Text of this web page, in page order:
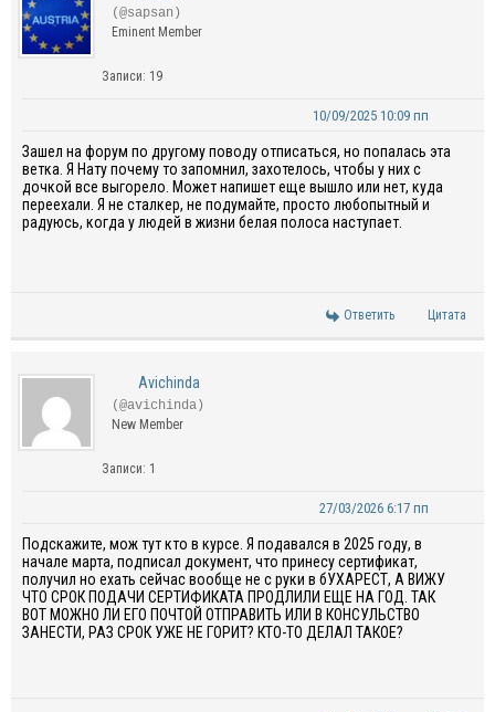
(@sapsan)
Eminent Member
Записи: 19
10/09/2025 10:09 пп
Зашел на форум по другому поводу отписаться, но попалась эта
ветка. Я Нату почему то запомнил, захотелось, чтобы у них с
дочкой все выгорело. Может напишет еще вышло или нет, куда
переехали. Я не сталкер, не подумайте, просто любопытный и
радуюсь, когда у людей в жизни белая полоса наступает.
Ответить Цитата
Avichinda
(@avichinda)
New Member
Записи: 1
27/03/2026 6:17 пп
Подскажите, мож тут кто в курсе. Я подавался в 2025 году, в
начале марта, подписал документ, что принесу сертификат,
получил но ехать сейчас вообще не с руки в бУХАРЕСТ, А ВИЖУ
ЧТО СРОК ПОДАЧИ СЕРТИФИКАТА ПРОДЛИЛИ ЕЩЕ НА ГОД. ТАК
ВОТ МОЖНО ЛИ ЕГО ПОЧТОЙ ОТПРАВИТЬ ИЛИ В КОНСУЛЬСТВО
ЗАНЕСТИ, РАЗ СРОК УЖЕ НЕ ГОРИТ? КТО-ТО ДЕЛАЛ ТАКОЕ?